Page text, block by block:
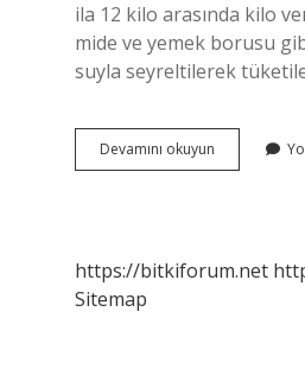
ila 12 kilo arasında kilo
mide ve yemek borusu
suyla seyreltilerek
Devamını okuyun
Gün
Işe
https://bitkiforum.net
Sitemap